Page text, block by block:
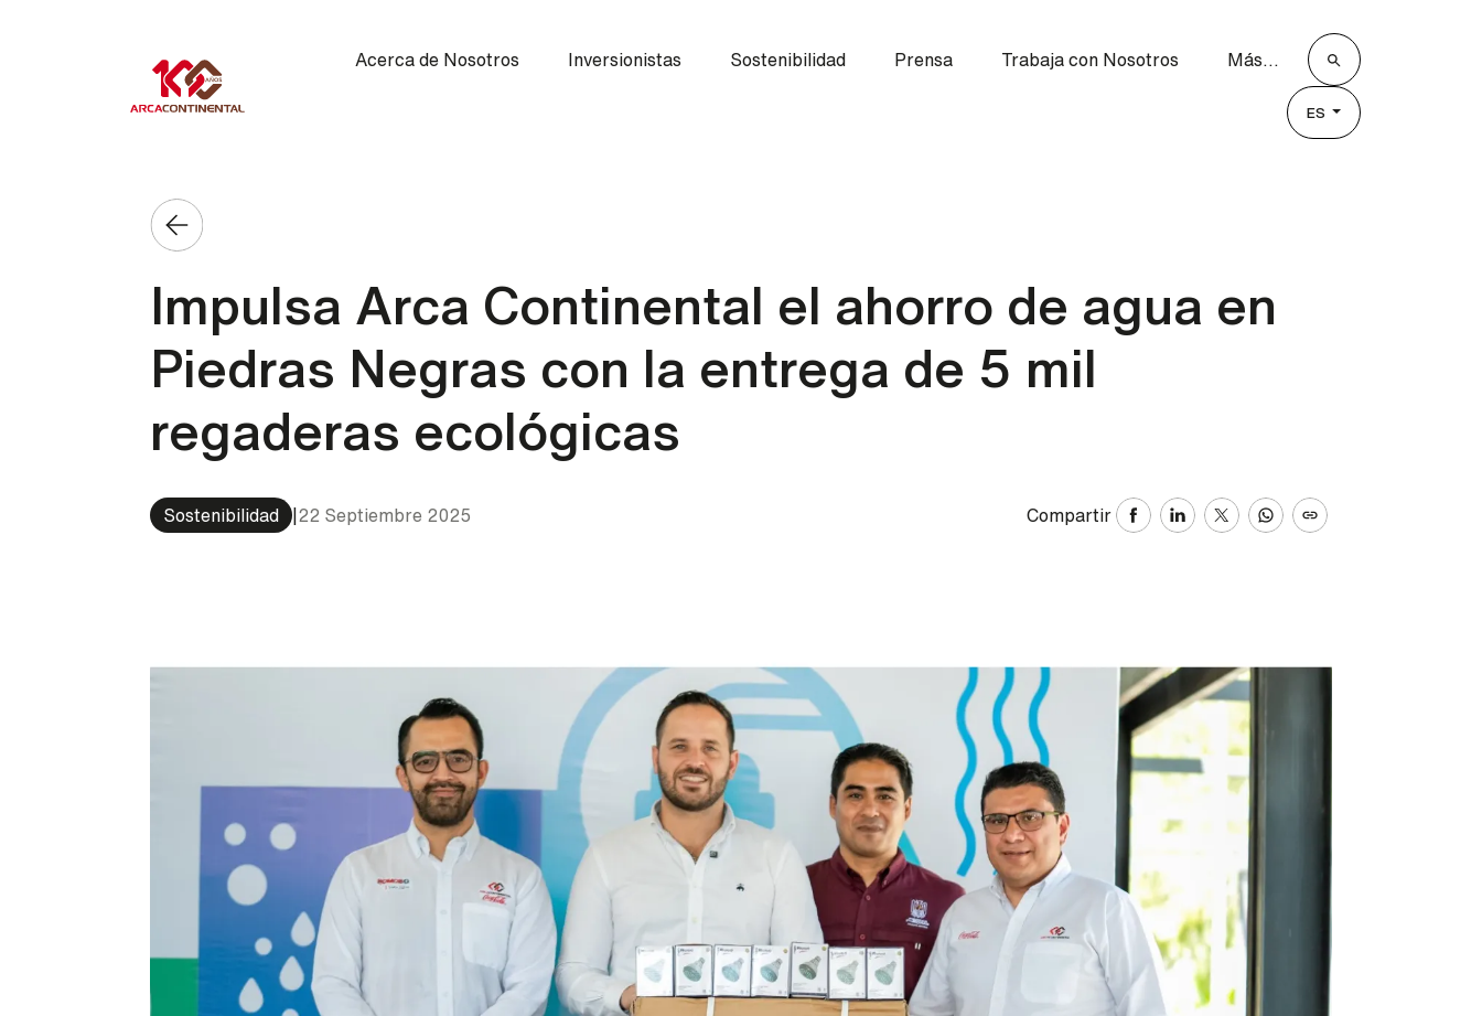
Acerca de Nosotros
Inversionistas Sostenibilidad Prensa Trabaja con Nosotros Más...
ES
Impulsa Arca Continental el ahorro de agua en
Piedras Negras con la entrega de 5 mil
regaderas ecológicas
Sostenibilidad | 22 Septiembre 2025 Compartir